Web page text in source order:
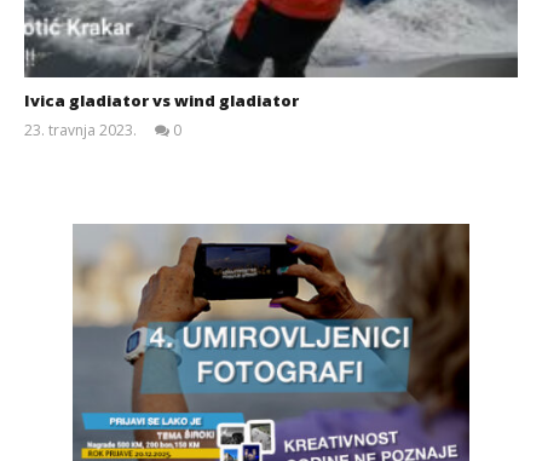
Ivica gladiator vs wind gladiator
23. travnja 2023.
0